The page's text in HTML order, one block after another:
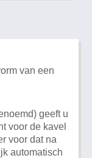
van een
geeft u
voor de kavel
voor dat na
automatisch